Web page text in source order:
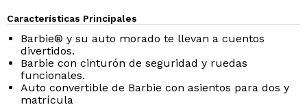
Características Principales
Barbie® y su auto morado te llevan a cuentos
divertidos.
Barbie con cinturón de seguridad y ruedas
funcionales.
Auto convertible de Barbie con asientos para dos y
matrícula